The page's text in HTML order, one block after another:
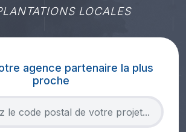
LOCALES
agence partenaire la plus
proche